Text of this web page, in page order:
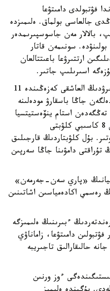
فۋتبولدى دامىتۋعا
جالعاسى بولماق. ەلىمىزدە
بالالار مەن جاسوسپىرىمدەر
سونىمەن قاتار
ارتتىرۋعا باعىتتالعان
اسىرىلىپ جاتىر.
كاسىبي فۋتبولدى كوممەرسيالاندىرۋدىڭ العاشقى كەزەڭىندە 11
جاڭا باسقارۋ مودەلىنە
80 ميلليارد تەڭگەدەن استام ينۆەستيتسيا
تارتىلدى. ەكىنشى كەزەڭدە تاعى 8 كاسىبي كلۋبتى
بۇل كلۋبتاردىڭ قارجىلىق
دامۋىنا جاڭا سەرپىن
فرانسيانىڭ «پاري سەن-جەرمەن»
رەسمي اكادەمياسىن اشاتىنىن
ءبىرىنىڭ ەلىمىزگە
دامىتۋعا، زاماناۋي
حالىقارالىق تاجىريبە
ءوز ورنىن